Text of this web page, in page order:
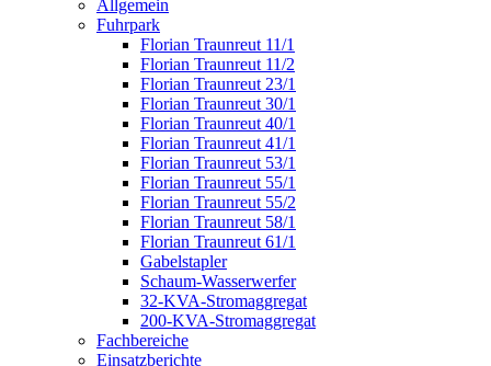
Allgemein
Fuhrpark
Florian Traunreut 11/1
Florian Traunreut 11/2
Florian Traunreut 23/1
Florian Traunreut 30/1
Florian Traunreut 40/1
Florian Traunreut 41/1
Florian Traunreut 53/1
Florian Traunreut 55/1
Florian Traunreut 55/2
Florian Traunreut 58/1
Florian Traunreut 61/1
Gabelstapler
Schaum-Wasserwerfer
32-KVA-Stromaggregat
200-KVA-Stromaggregat
Fachbereiche
Einsatzberichte